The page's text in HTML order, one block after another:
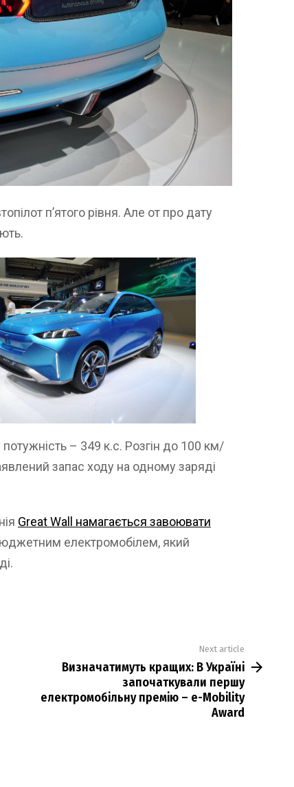
п’ятого рівня. Але от про дату
– 349 к.с. Розгін до 100 км/
запас ходу на одному заряді
Great Wall намагається завоювати
електромобілем, який
Next article
Визначатимуть кращих: В Україні
започаткували першу
електромобільну премію – e-Mobility
Award